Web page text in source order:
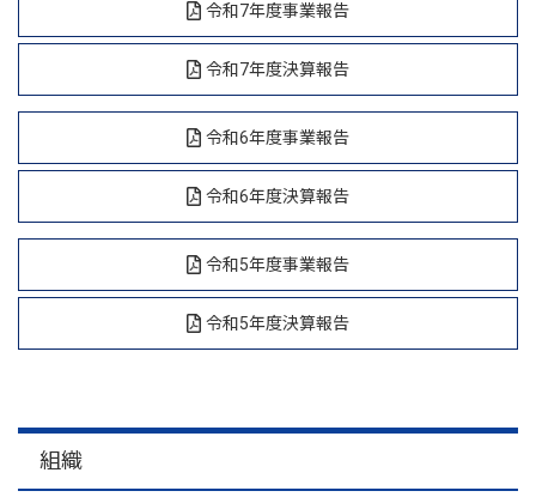
令和7年度事業報告
令和7年度決算報告
令和6年度事業報告
令和6年度決算報告
令和5年度事業報告
令和5年度決算報告
組織